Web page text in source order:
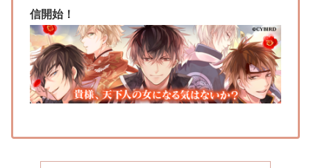
信開始！